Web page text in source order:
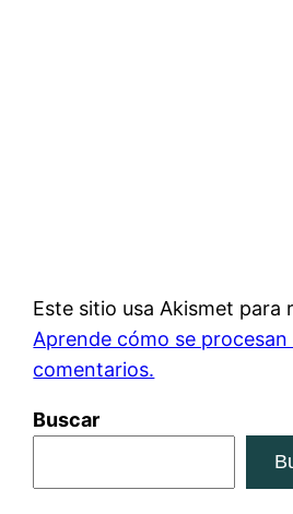
Este sitio usa Akismet para
Aprende cómo se
comentarios.
Buscar